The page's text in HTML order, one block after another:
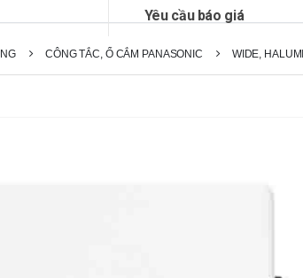
Yêu cầu báo giá
CÔNG TẮC, Ổ CẮM PANASONIC WIDE,